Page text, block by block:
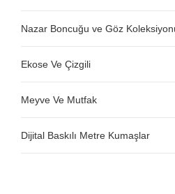
Nazar Boncuğu ve Göz
Ekose Ve Çizgili
Meyve Ve Mutfak
Dijital Baskılı Metre Kumaşlar